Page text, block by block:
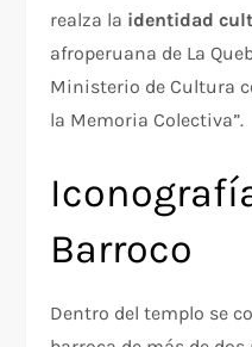
realza la identidad
afroperuana de La
Ministerio de Cultura
la Memoria Colectiva”.
Barroco
Dentro del templo se